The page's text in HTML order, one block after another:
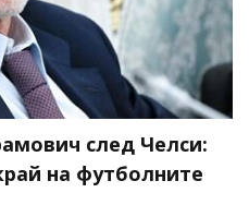
след Челси:
на футболните